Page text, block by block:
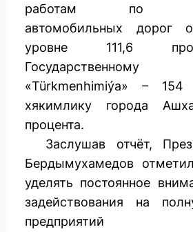
работам по
автомобильных дорог
уровне 111,6
«Türkmenhimiýa» – 154
хякимлику города
процента.
Заслушав отчёт,
Бердымухамедов
уделять постоянное
задействования на
предприятий